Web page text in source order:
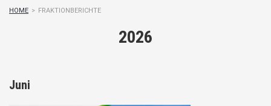
HOME > FRAKTIONBERICHTE
2026
Juni